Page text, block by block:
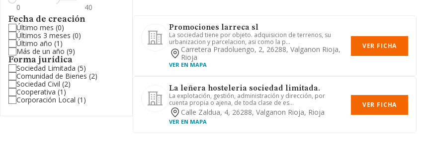
Fecha de creación
Último mes (0)
Últimos 3 meses (0)
Último año (1)
Más de un año (9)
Forma jurídica
Sociedad Limitada (5)
Comunidad de Bienes (2)
Sociedad Civil (2)
Cooperativa (1)
Corporación Local (1)
Promociones larreca sl
La sociedad tiene por objeto. adquisicion de terrenos, su
urbanizacion y parcelacion, asi como la p...
Carretera Pradoluengo, 2, 26288, Valganon Rioja,
Rioja
VER EN MAPA
VER FICHA
La leñera hosteleria sociedad limitada.
La explotación, gestión, administración y dirección, por
cuenta propia o ajena, de toda clase de es...
Calle Zaldua, 4, 26288, Valganon Rioja, Rioja
VER EN MAPA
VER FICHA